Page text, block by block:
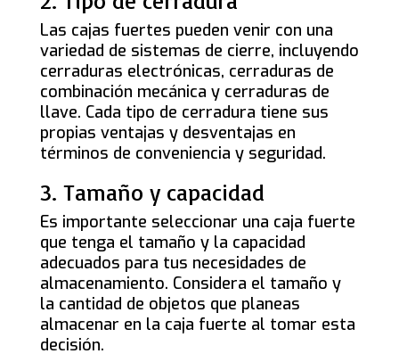
Las cajas fuertes pueden venir con una
variedad de sistemas de cierre, incluyendo
cerraduras electrónicas, cerraduras de
combinación mecánica y cerraduras de
llave. Cada tipo de cerradura tiene sus
propias ventajas y desventajas en
términos de conveniencia y seguridad.
3. Tamaño y capacidad
Es importante seleccionar una caja fuerte
que tenga el tamaño y la capacidad
adecuados para tus necesidades de
almacenamiento. Considera el tamaño y
la cantidad de objetos que planeas
almacenar en la caja fuerte al tomar esta
decisión.